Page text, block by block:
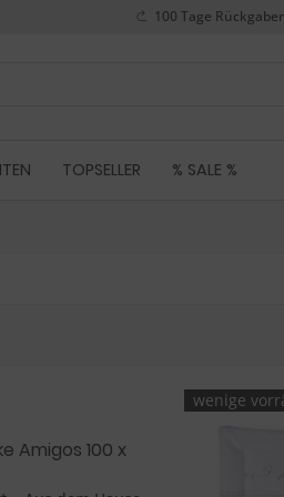
100 Tage
TOPSELLER % SALE %
Amigos 100 x
wenige